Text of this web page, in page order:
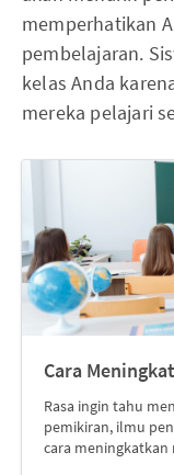
memperhatikan
pembelajaran.
kelas Anda
mereka pelajari
Cara
Rasa ingin tahu
pemikiran, ilmu
cara meningkatkan